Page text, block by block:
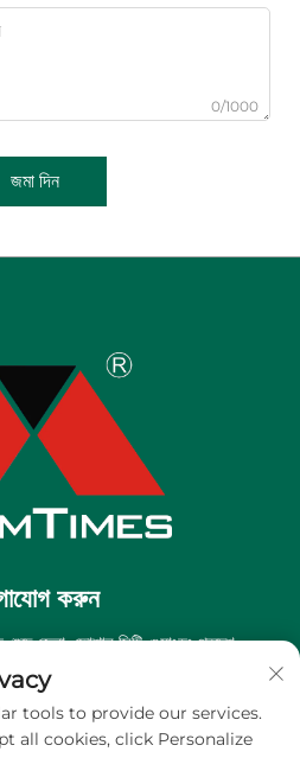
0/1000
জমা দিন
করুন
জেলা, ফোশান সিটি, গুয়াংডং প্রদেশ
13711558379
protected]
tools to provide our services.
all cookies, click Personalize